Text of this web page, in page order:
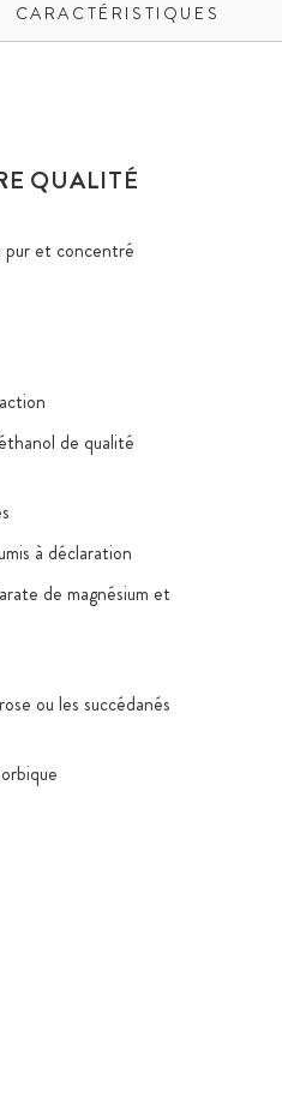
CARACTÉRISTIQUES
QUALITÉ
pur et concentré
de qualité
à déclaration
de magnésium et
ou les succédanés
HACCP, GMP /